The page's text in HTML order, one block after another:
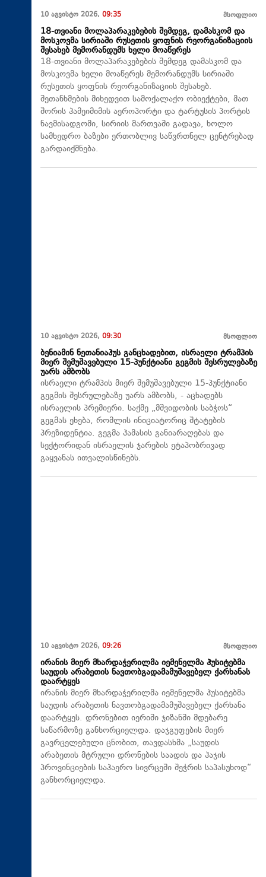
10 აგვისტო 2026, 09:35 მსოფლიო
18-თვიანი მოლაპარაკებების შემდეგ, დამასკომ და
მოსკოვმა სირიაში რუსეთის ყოფნის რეორგანიზაციის
შესახებ მემორანდუმს ხელი მოაწერეს
18-თვიანი მოლაპარაკებების შემდეგ დამასკომ და
მოსკოვმა ხელი მოაწერეს მემორანდუმს სირიაში
რუსეთის ყოფნის რეორგანიზაციის შესახებ.
შეთანხმების მიხედვით სამოქალაქო ობიექტები, მათ
შორის ჰამეიმიმის აეროპორტი და ტარტუსის პორტის
ნავმისადგომი, სირიის მართვაში გადავა, ხოლო
სამხედრო ბაზები ერთობლივ საწვრთნელ ცენტრებად
გარდაიქმნება.
10 აგვისტო 2026, 09:30 მსოფლიო
ბენიამინ ნეთანიაჰუს განცხადებით, ისრაელი ტრამპის
მიერ შემუშავებული 15-პუნქტიანი გეგმის შესრულებაზე
უარს ამბობს
ისრაელი ტრამპის მიერ შემუშავებული 15-პუნქტიანი
გეგმის შესრულებაზე უარს ამბობს, - აცხადებს
ისრაელის პრემიერი. საქმე „მშვიდობის საბჭოს“
გეგმას ეხება, რომლის ინიციატორიც შტატების
პრეზიდენტია. გეგმა ჰამასის განიარაღებას და
სექტორიდან ისრაელის ჯარების ეტაპობრივად
გაყვანას ითვალისწინებს.
10 აგვისტო 2026, 09:26 მსოფლიო
ირანის მიერ მხარდაჭერილმა იემენელმა ჰუსიტებმა
საუდის არაბეთის ნავთობგადამამუშავებელ ქარხანას
დაარტყეს
ირანის მიერ მხარდაჭერილმა იემენელმა ჰუსიტებმა
საუდის არაბეთის ნავთობგადამამუშავებელ ქარხანა
დაარტყეს. დრონებით იერიში ჯიზანში მდებარე
საწარმოზე განხორციელდა. დაჯგუფების მიერ
გავრცელებული ცნობით, თავდასხმა „საუდის
არაბეთის მტრული დრონების საადის და ჰაჯის
პროვინციების საჰაერო სივრცეში შეჭრის საპასუხოდ“
განხორციელდა.